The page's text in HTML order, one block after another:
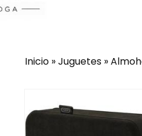
Inicio »Juguetes »